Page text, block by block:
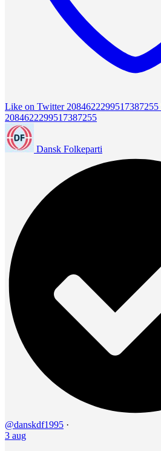
Like on Twitter 2084622299517387255
2084622299517387255
Dansk Folkeparti
@danskdf1995 ·
3 aug